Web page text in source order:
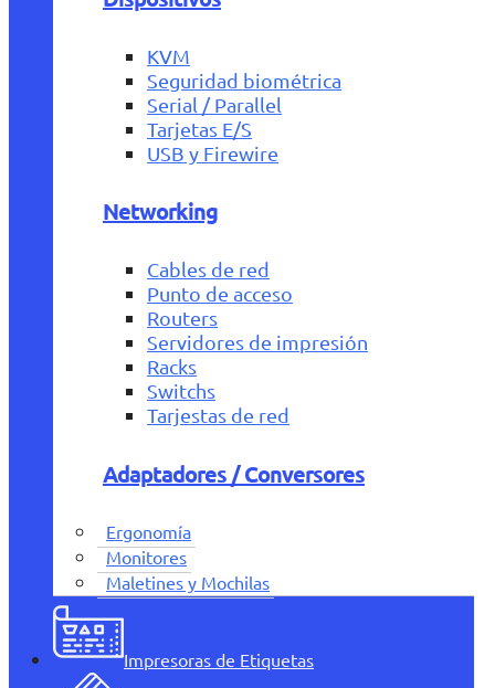
KVM
Seguridad biométrica
Serial / Parallel
Tarjetas E/S
USB y Firewire
Networking
Cables de red
Punto de acceso
Routers
Servidores de impresión
Racks
Switchs
Tarjestas de red
Adaptadores / Conversores
Ergonomía
Monitores
Maletines y Mochilas
Impresoras de Etiquetas